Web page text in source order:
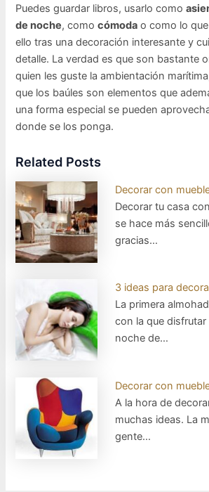
Puedes guardar libros, usarlo como
de noche, comocómoda o como lo
ello tras una decoración interesante y
detalle. La verdad es que son bastante
quien les guste la ambientación
que los baúles son elementos que
una forma especial se pueden
donde se los ponga.
Related Posts
Decorar con
Decorar tu casa
se hace más
gracias…
3 ideas para
La primera
con la que disfrutar
noche de…
Decorar con
A la hora de
muchas ideas. La
gente…